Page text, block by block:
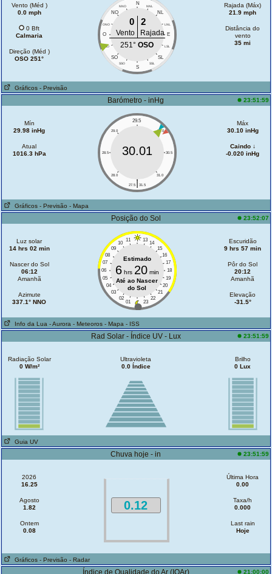
Vento (Méd )
0.0 mph
0 Bft
Calmaria
Direção (Méd )
OSO 251°
N
NNO NNL
NO NL
ONO LNL
O E
OSO LSL
SO SL
SSO SSL
S
0 2
Vento
Rajada
251°OSO
Rajada (Máx)
21.9 mph
Distância do
vento
35 mi
Gráficos - Previsão
Barómetro - inHg 23:51:59
Mín
29.98 inHg
Atual
1016.3 hPa
29.5
29.0 30.0
28.5 30.5
28.0 31.0
|
27.5 31.5
30.01
Máx
30.10 inHg
Caindo ↓
-0.020 inHg
Gráficos - Previsão - Mapa
Posição do Sol 23:52:07
Luz solar
14 hrs 02 min
Nascer do Sol
06:12
Amanhã
Azimute
337.1° NNO
11 13
10
14
09
15
08
16
07
17
06
18
05
19
04
20
03
21
02
22
01 23
Estimado
6hrs 20min
Até ao Nascer
do Sol
Escuridão
9 hrs 57 min
Pôr do Sol
20:12
Amanhã
Elevação
-31.5°
Info da Lua - Aurora - Meteoros - Mapa - ISS
Rad Solar - Índice UV - Lux 23:51:59
Radiação Solar
0 W/m²
Ultravioleta
0.0 Índice
Brilho
0 Lux
Guia UV
Chuva hoje - in 23:51:59
2026
16.25
Agosto
1.82
Ontem
0.08
0.12
Última Hora
0.00
Taxa/h
0.000
Last rain
Hoje
Gráficos - Previsão - Radar
Índice de Qualidade do Ar (IQAr) 21:00:00